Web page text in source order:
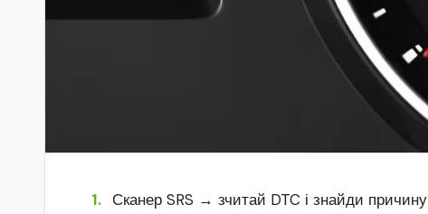
Сканер SRS → зчитай DTC і знайди причину